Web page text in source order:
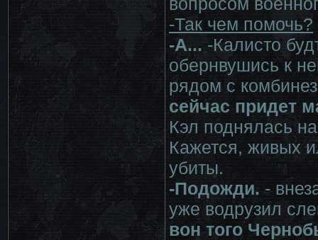
-Так чем помочь?
-А...-Калисто
обернвушись к
рядом с
сейчас придет
Кэл поднялась
Кажется, живых
убиты.
-Подожди.-
уже водрузил
вон того